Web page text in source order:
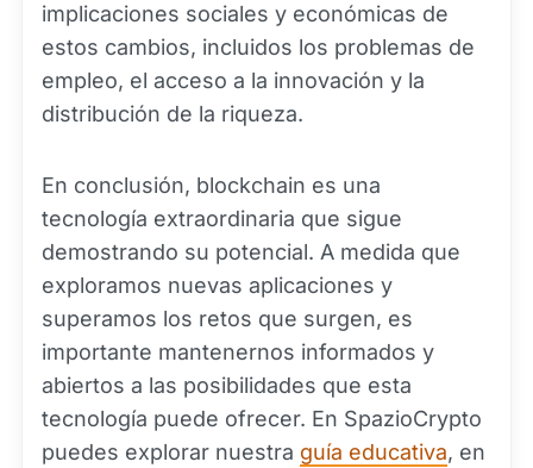
implicaciones sociales y económicas de
estos cambios, incluidos los problemas de
empleo, el acceso a la innovación y la
distribución de la riqueza.
En conclusión, blockchain es una
tecnología extraordinaria que sigue
demostrando su potencial. A medida que
exploramos nuevas aplicaciones y
superamos los retos que surgen, es
importante mantenernos informados y
abiertos a las posibilidades que esta
tecnología puede ofrecer. En SpazioCrypto
puedes explorar nuestra guía educativa, en